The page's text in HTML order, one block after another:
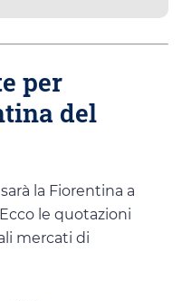
per
del
la Fiorentina a
le quotazioni
mercati di